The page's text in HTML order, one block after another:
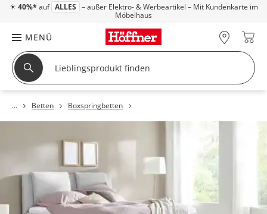
☀ 40%* auf ALLES – außer Elektro- & Werbeartikel – Mit Kundenkarte im
Möbelhaus
MENÜ
Betten Boxspringbetten